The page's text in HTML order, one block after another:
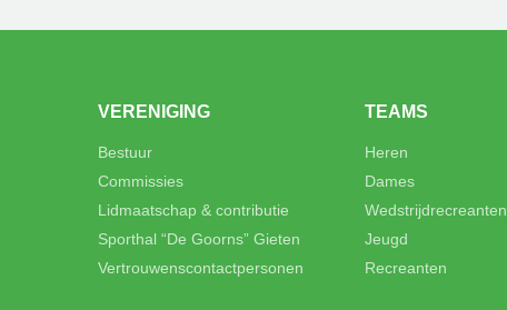
VERENIGING
Bestuur
Commissies
Lidmaatschap & contributie
Sporthal “De Goorns” Gieten
Vertrouwenscontactpersonen
TEAMS
Heren
Dames
Wedstrijdrecreanten
Jeugd
Recreanten